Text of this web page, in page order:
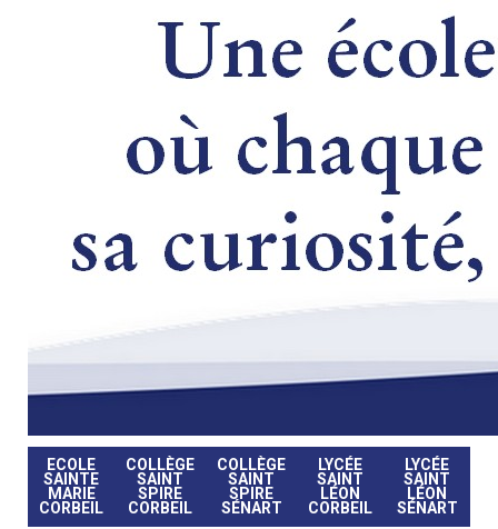
ECOLE
SAINTE
MARIE
CORBEIL
COLLÈGE
SAINT
SPIRE
CORBEIL
COLLÈGE
SAINT
SPIRE
SÉNART
LYCÉE
SAINT
LÉON
CORBEIL
LYCÉE
SAINT
LÉON
SÉNART